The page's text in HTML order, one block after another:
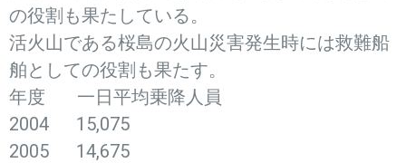
の役割も果たしている。
活火山である桜島の火山災害発生時には救難船
舶としての役割も果たす。
年度 一日平均乗降人員
2004 15,075
2005 14,675